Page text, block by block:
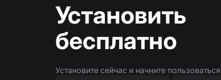
Установить
бесплатно
Установите сейчас и начните